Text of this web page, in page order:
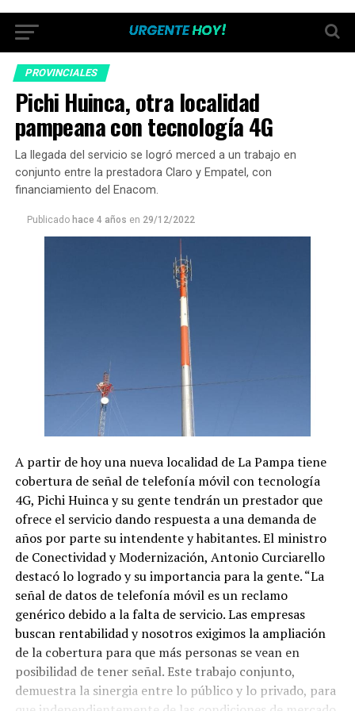
PROVINCIALES
Pichi Huinca, otra localidad
pampeana con tecnología 4G
La llegada del servicio se logró merced a un trabajo en
conjunto entre la prestadora Claro y Empatel, con
financiamiento del Enacom.
Publicado hace 4 años en 29/12/2022
A partir de hoy una nueva localidad de La Pampa tiene
cobertura de señal de telefonía móvil con tecnología
4G, Pichi Huinca y su gente tendrán un prestador que
ofrece el servicio dando respuesta a una demanda de
años por parte su intendente y habitantes. El ministro
de Conectividad y Modernización, Antonio Curciarello
destacó lo logrado y su importancia para la gente. “La
señal de datos de telefonía móvil es un reclamo
genérico debido a la falta de servicio. Las empresas
buscan rentabilidad y nosotros exigimos la ampliación
de la cobertura para que más personas se vean en
posibilidad de tener señal. Este trabajo conjunto,
demuestra la sinergia entre lo público y lo privado, para